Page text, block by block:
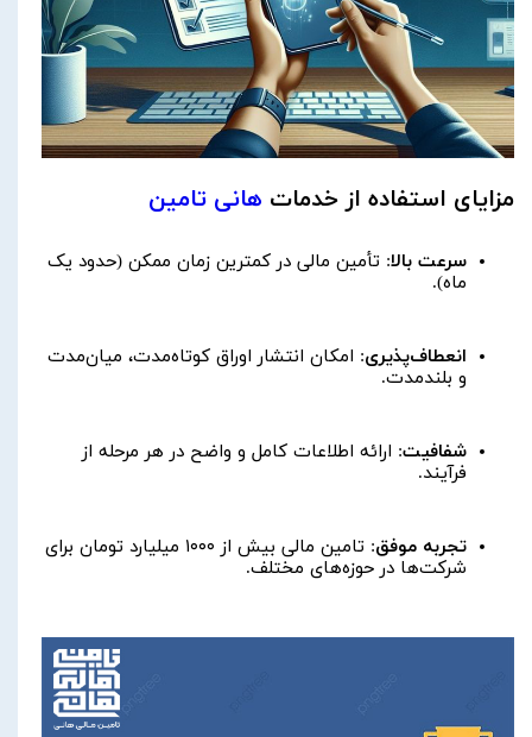
مزایای استفاده از خدمات هانی تامین
سرعت بالا: تأمین مالی در کمترین زمان ممکن (حدود یک
ماه).
انعطاف‌پذیری: امکان انتشار اوراق کوتاه‌مدت، میان‌مدت
و بلندمدت.
شفافیت: ارائه اطلاعات کامل و واضح در هر مرحله از
فرآیند.
تجربه موفق
: تامین مالی بیش از ۱۰۰۰ میلیارد تومان برای
شرکت‌ها در حوزه‌های مختلف.